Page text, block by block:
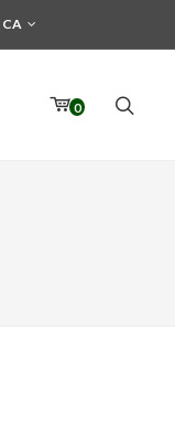
CA
0